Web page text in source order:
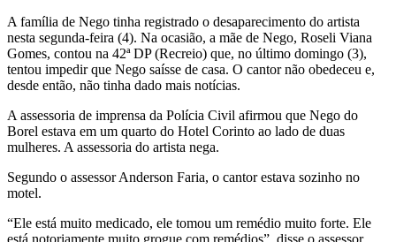
A família de Nego tinha registrado o desaparecimento do artista
nesta segunda-feira (4). Na ocasião, a mãe de Nego, Roseli Viana
Gomes, contou na 42ª DP (Recreio) que, no último domingo (3),
tentou impedir que Nego saísse de casa. O cantor não obedeceu e,
desde então, não tinha dado mais notícias.
A assessoria de imprensa da Polícia Civil afirmou que Nego do
Borel estava em um quarto do Hotel Corinto ao lado de duas
mulheres. A assessoria do artista nega.
Segundo o assessor Anderson Faria, o cantor estava sozinho no
motel.
“Ele está muito medicado, ele tomou um remédio muito forte. Ele
está notoriamente muito grogue com remédios”, disse o assessor.